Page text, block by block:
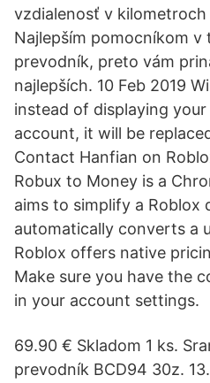
vzdialenosť v
Najlepším pomocníkom
prevodník, preto vám
najlepších. 10 Feb 2019
instead of displaying
account, it will be
Contact Hanfian on
Robux to Money is a
aims to simplify a Roblox
automatically converts a
Roblox offers native
Make sure you have the
in your account settings.
69.90 € Skladom 1 ks.
prevodník BCD94 30z.